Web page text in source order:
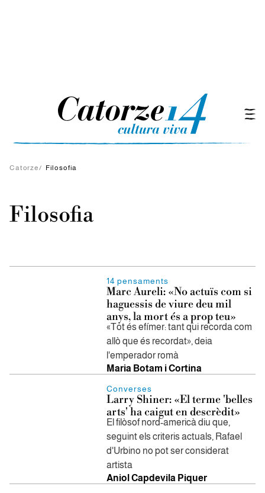
Catorze/ Filosofia
Filosofia
14 pensaments
Marc Aureli: «No actuïs com si
haguessis de viure deu mil
anys, la mort és a prop teu»
«Tot és efímer: tant qui recorda com
allò que és recordat», deia
l'emperador romà
Maria Botam i Cortina
Converses
Larry Shiner: «El terme 'belles
arts' ha caigut en descrèdit»
El filòsof nord-americà diu que,
seguint els criteris actuals, Rafael
d'Urbino no pot ser considerat
artista
Aniol Capdevila Piquer